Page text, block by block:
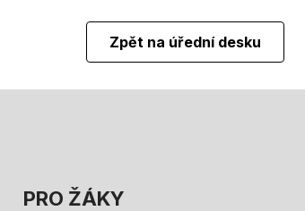
Zpět na úřední desku
PRO ŽÁKY